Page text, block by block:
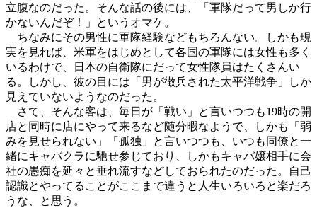
立腹なのだった。そんな話の後には、「軍隊だって男しか行
かないんだぞ！」というオマケ。
ちなみにその男性に軍隊経験などもちろんない。しかも現
実を見れば、米軍をはじめとして各国の軍隊には女性も多く
いるわけで、日本の自衛隊にだって女性隊員はたくさんい
る。しかし、彼の目には「男が徴兵された太平洋戦争」しか
見えていないようなのだった。
さて、そんな客は、毎日が「戦い」と言いつつも19時の開
店と同時に店にやって来るなど随分暇なようで、しかも「弱
みを見せられない」「孤独」と言いつつも、いつも同僚と一
緒にキャバクラに馳せ参じており、しかもキャバ嬢相手に会
社の愚痴を延々と垂れ流すなどしておられたのだった。自己
認識とやってることがここまで違うと人生いろいろと楽だろ
うな、と思う。